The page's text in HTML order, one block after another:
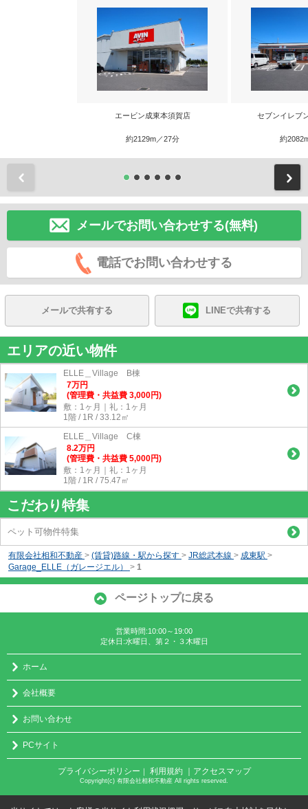
エービン成東本須賀店
約2129m／27分
セブンイレブ
約
メールでお問い合わせする(無料)
電話でお問い合わせする
メールで共有する LINEで共有する
エリアの近い物件
ELLE＿Village B棟
7万円
(管理費・共益費 3,000円)
敷：1ヶ月｜礼：1ヶ月
1階 / 1R / 33.12㎡
ELLE＿Village C棟
8.2万円
(管理費・共益費 5,000円)
敷：1ヶ月｜礼：1ヶ月
1階 / 1R / 75.47㎡
こだわり特集
ペット可物件特集
有限会社相和不動産 > (賃貸)路線・駅から探す > JR総武本線 > 成東駅 >
Garage_ELLE（ガレージエル）
> 1
ページトップに戻る
営業時間:10:00～19:00
定休日:水曜日、第２・３木曜日
ホーム
会社概要
お問い合わせ
PCサイト
プライバシーポリシー ｜ 利用規約 ｜アクセスマップ
Copyright(c) 有限会社相和不動産 All rights reserved.